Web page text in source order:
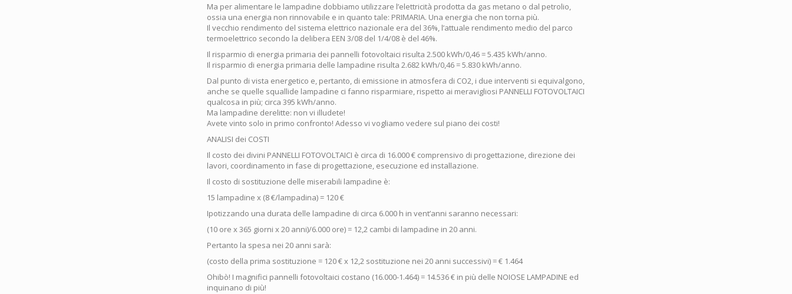
Ma per alimentare le lampadine dobbiamo utilizzare l’elettricità prodotta da gas metano o dal petrolio,
ossia una energia non rinnovabile e in quanto tale: PRIMARIA. Una energia che non torna più.
Il vecchio rendimento del sistema elettrico nazionale era del 36%, l’attuale rendimento medio del parco
termoelettrico secondo la delibera EEN 3/08 del 1/4/08 è del 46%.
Il risparmio di energia primaria dei pannelli fotovoltaici risulta 2.500 kWh/0,46 = 5.435 kWh/anno.
Il risparmio di energia primaria delle lampadine risulta 2.682 kWh/0,46 = 5.830 kWh/anno.
Dal punto di vista energetico e, pertanto, di emissione in atmosfera di CO2, i due interventi si equivalgono,
anche se quelle squallide lampadine ci fanno risparmiare, rispetto ai meravigliosi PANNELLI FOTOVOLTAICI
qualcosa in più; circa 395 kWh/anno.
Ma lampadine derelitte: non vi illudete!
Avete vinto solo in primo confronto! Adesso vi vogliamo vedere sul piano dei costi!
ANALISI dei COSTI
Il costo dei divini PANNELLI FOTOVOLTAICI è circa di 16.000 € comprensivo di progettazione, direzione dei
lavori, coordinamento in fase di progettazione, esecuzione ed installazione.
Il costo di sostituzione delle miserabili lampadine è:
15 lampadine x (8 €/lampadina) = 120 €
Ipotizzando una durata delle lampadine di circa 6.000 h in vent’anni saranno necessari:
(10 ore x 365 giorni x 20 anni)/6.000 ore) = 12,2 cambi di lampadine in 20 anni.
Pertanto la spesa nei 20 anni sarà:
(costo della prima sostituzione = 120 € x 12,2 sostituzione nei 20 anni successivi) = € 1.464
Ohibò! I magnifici pannelli fotovoltaici costano (16.000-1.464) = 14.536 € in più delle NOIOSE LAMPADINE ed
inquinano di più!